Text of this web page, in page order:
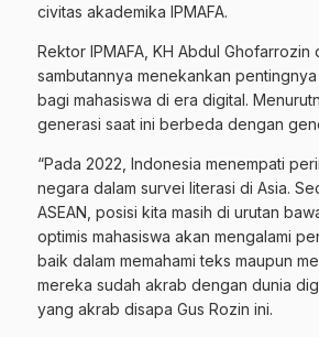
civitas akademika IPMAFA.
Rektor IPMAFA, KH Abdul Ghofarrozin
sambutannya menekankan
bagi mahasiswa di era digital.
generasi saat ini berbeda dengan
“Pada 2022, Indonesia menempati
negara dalam survei literasi di Asia.
ASEAN, posisi kita masih di urutan
optimis mahasiswa akan mengalami
baik dalam memahami teks maupun
mereka sudah akrab dengan dunia
yang akrab disapa Gus Rozin ini.